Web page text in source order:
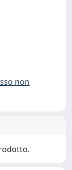
non